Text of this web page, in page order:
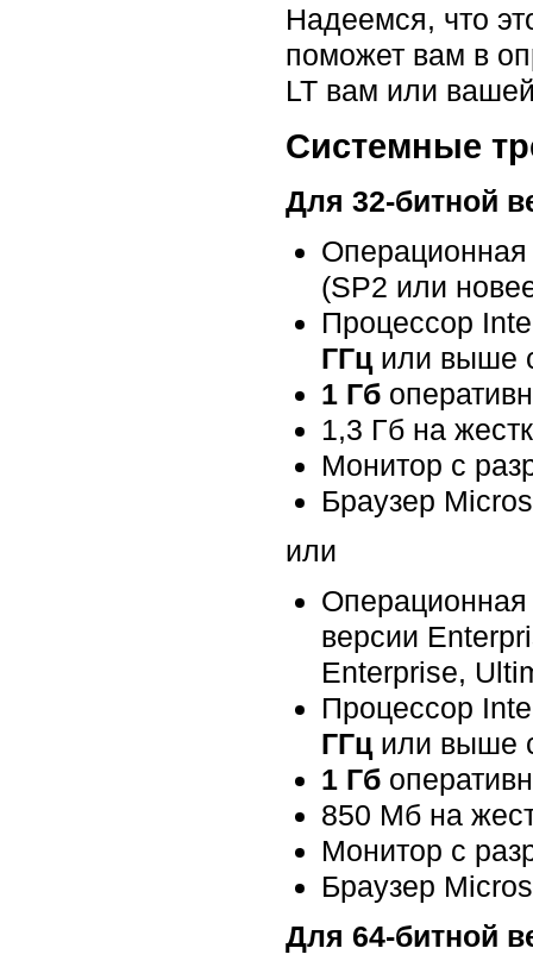
Надеемся, что
поможет вам в
LT вам или
Системные
Для 32-битной
(SP2 или
Процессор
ГГцили выше
1 Гб
1,3 Гб на
Монитор с
Браузер
или
версии
Enterprise,
Процессор
ГГцили выше
1 Гб
850 Мб на
Монитор с
Браузер
Для 64-битной